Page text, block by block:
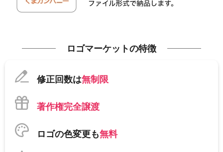
ロゴマーケットの特徴
修正回数は無制限
著作権完全譲渡
ロゴの色変更も無料